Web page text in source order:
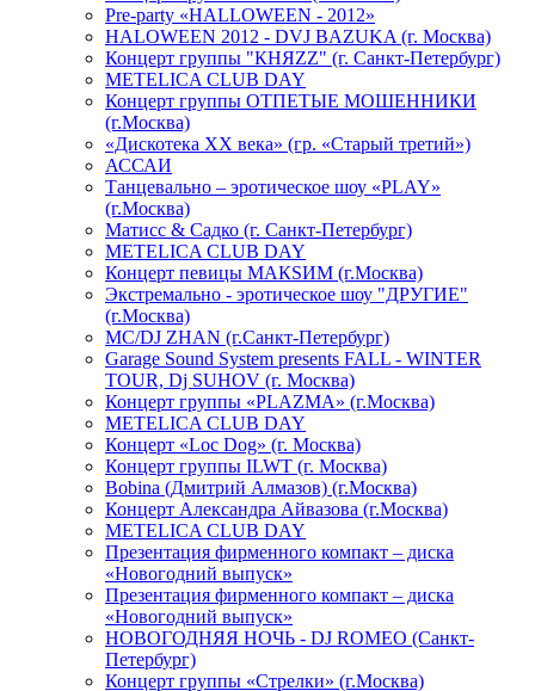
Pre-party «HALLOWEEN - 2012»
HALOWEEN 2012 - DVJ BAZUKA (г. Москва)
Концерт группы "КНЯZZ" (г. Санкт-Петербург)
METELICA CLUB DAY
Концерт группы ОТПЕТЫЕ МОШЕННИКИ
(г.Москва)
«Дискотека ХХ века» (гр. «Старый третий»)
АССАИ
Танцевально – эротическое шоу «PLAY»
(г.Москва)
Матисс & Садко (г. Санкт-Петербург)
METELICA CLUB DAY
Концерт певицы МАКSИМ (г.Москва)
Экстремально - эротическое шоу "ДРУГИЕ"
(г.Москва)
МС/DJ ZHAN (г.Санкт-Петербург)
Garage Sound System presents FALL - WINTER
TOUR, Dj SUHOV (г. Москва)
Концерт группы «PLAZMA» (г.Москва)
METELICA CLUB DAY
Концерт «Loc Dog» (г. Москва)
Концерт группы ILWT (г. Москва)
Bobina (Дмитрий Алмазов) (г.Москва)
Концерт Александра Айвазова (г.Москва)
METELICA CLUB DAY
Презентация фирменного компакт – диска
«Новогодний выпуск»
Презентация фирменного компакт – диска
«Новогодний выпуск»
НОВОГОДНЯЯ НОЧЬ - DJ ROMEO (Санкт-
Петербург)
Концерт группы «Стрелки» (г.Москва)